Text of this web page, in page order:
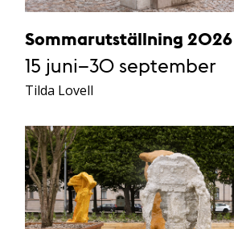
Sommarutställning 2026
15 juni–30 september
Tilda Lovell